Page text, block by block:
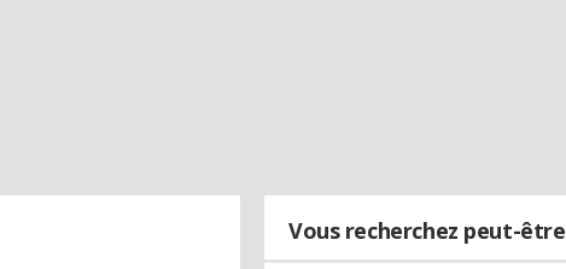
Vous recherchez peut-être